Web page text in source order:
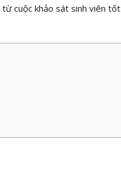
​​cuộc khảo sát sinh viên tốt